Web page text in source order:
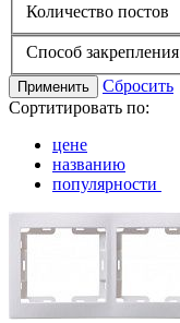
Количество постов
Способ закрепления
Применить
Сбросить
Сортитировать по:
цене
названию
популярности